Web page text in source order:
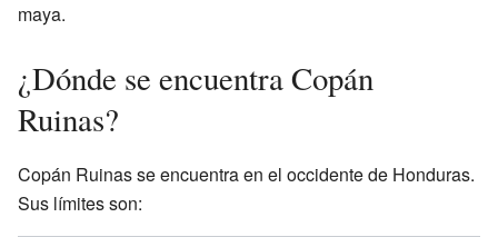
maya.
¿Dónde se encuentra Copán
Ruinas?
Copán Ruinas se encuentra en el occidente de Honduras.
Sus límites son: